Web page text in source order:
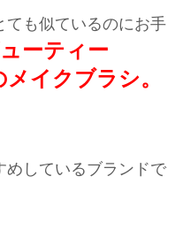
ても似ているのにお手
ーティー
イクブラシ。
めしているブランドで